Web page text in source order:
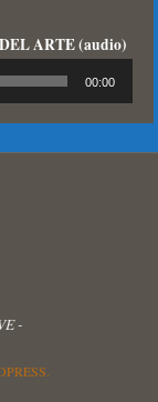
ARTE (audio)
00:00
-